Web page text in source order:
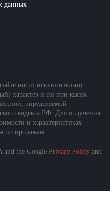
данных
носит исключительно
характер и ни при каких
определяемой
кодекса РФ. Для получения
и характеристиках
по продажам.
and the Google Privacy Policy and